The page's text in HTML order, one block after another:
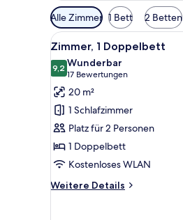
Verfügbare
Filter
für
Zimmer
Alle Zimmer 1 Bett 2 Betten
Alle
Fotos
für
Zimmer,
Doppelbett
anzeigen
6
Zimmer, 1 Doppelbett
9,29,2 von 10
Wunderbar
17 Bewertungen
(17
Bewertungen)
20 m²
1 Schlafzimmer
Platz für 2 Personen
1 Doppelbett
Kostenloses WLAN
Weitere Details
Weitere